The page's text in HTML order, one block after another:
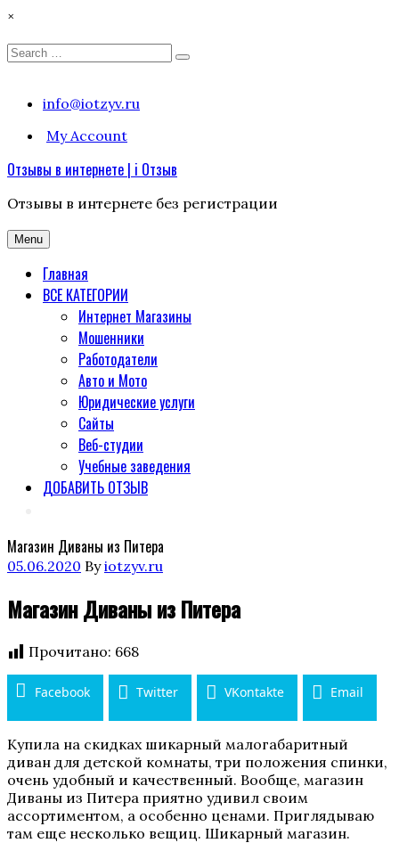
×
Search
Search
Skip
content
info@iotzyv.ru
My Account
Отзывы в интернете | i Отзыв
Отзывы в интернете без регистрации
Menu
Главная
ВСЕ КАТЕГОРИИ
Интернет Магазины
Мошенники
Работодатели
Авто и Мото
Юридические услуги
Сайты
Веб-студии
Учебные заведения
ДОБАВИТЬ ОТЗЫВ
Магазин Диваны из Питера
Posted
05.06.2020 Byiotzyv.ru
Магазин Диваны из Питера
Прочитано: 668
Facebook Twitter VKontakte Email
Купила на скидках шикарный малогабаритный
диван для детской комнаты, три положения спинки,
очень удобный и качественный. Вообще, магазин
Диваны из Питера приятно удивил своим
ассортиментом, а особенно ценами. Приглядываю
там еще несколько вещиц. Шикарный магазин.